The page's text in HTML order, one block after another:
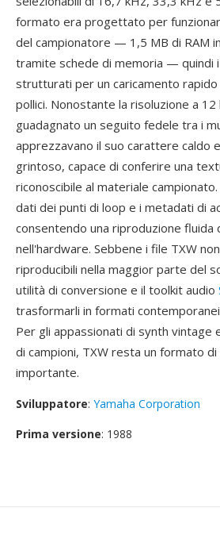
formato era progettato per
del campionatore — 1,5 MB di RAM
tramite schede di memoria — quindi
strutturati per un caricamento
pollici. Nonostante la risoluzione a
guadagnato un seguito fedele tra i
apprezzavano il suo carattere caldo
grintoso, capace di conferire una
riconoscibile al materiale
dati dei punti di loop e i metadati di
consentendo una riproduzione fluida
nell'hardware. Sebbene i file TXW
riproducibili nella maggior parte del
utilità di conversione e il toolkit audio
trasformarli in formati contemporanei
Per gli appassionati di synth vintage
di campioni, TXW resta un formato di
importante.
Sviluppatore: Yamaha Corporation
Prima versione: 1988